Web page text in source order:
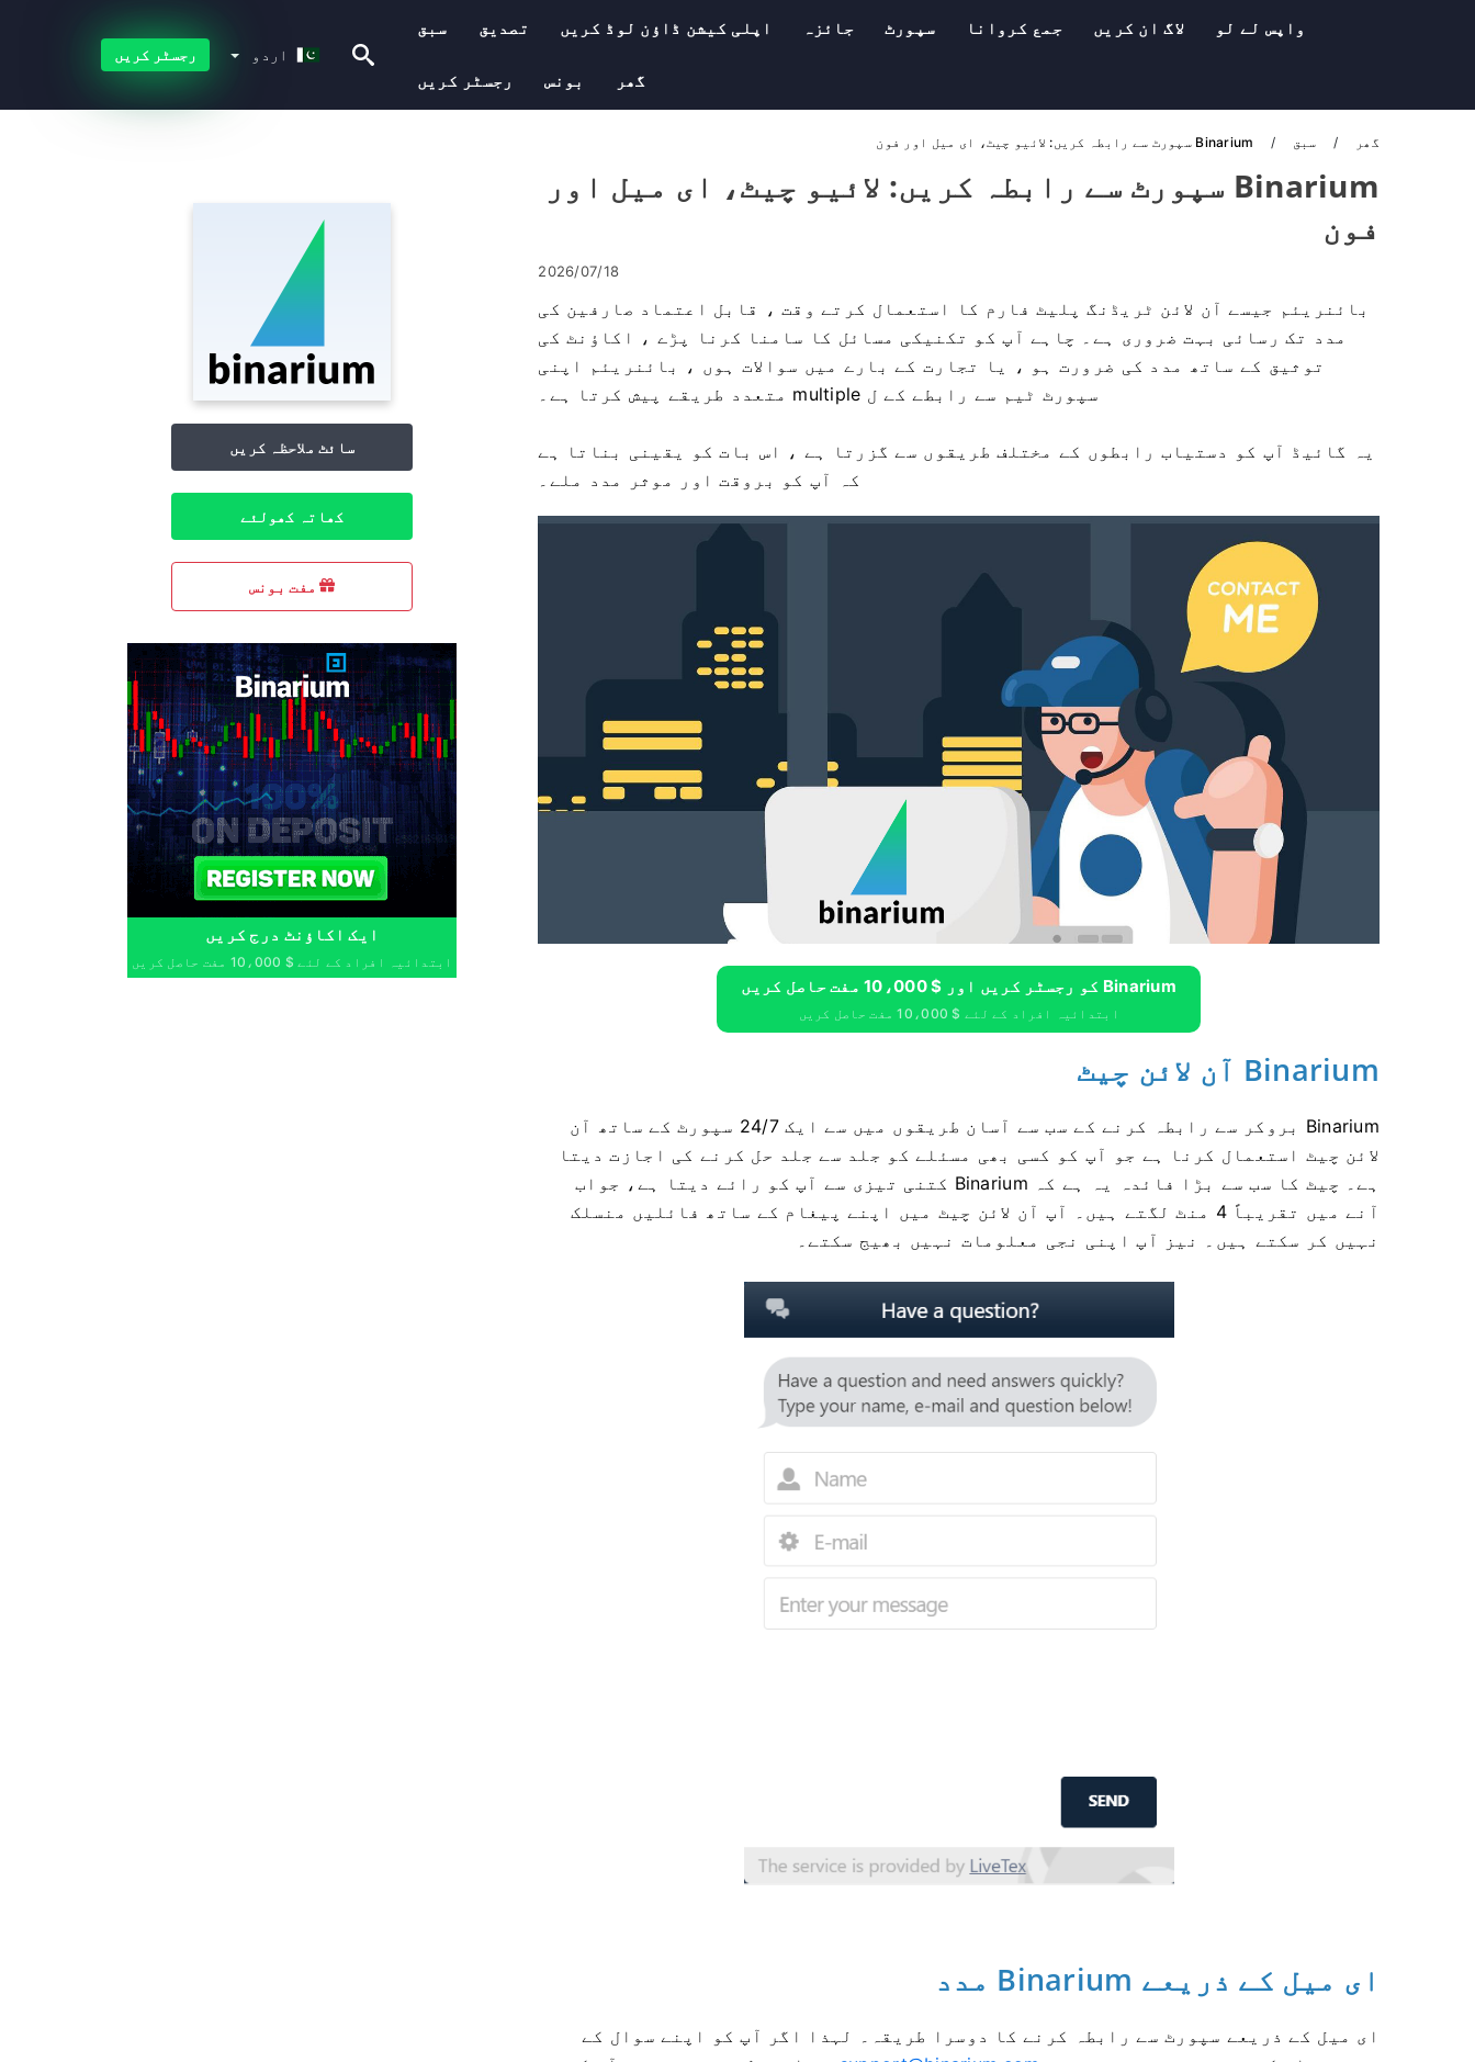
سبق تصدیق اپلی کیشن ڈاؤن لوڈ کریں جائزہ سپورٹ جمع کروانا لاگ ان کریں واپس لے لو
رجسٹر کریں بونس گھر
اردو رجسٹر کریں
گھر سبق Binarium سپورٹ سے رابطہ کریں: لائیو چیٹ، ای میل اور فون
Binarium سپورٹ سے رابطہ کریں: لائیو چیٹ، ای میل اور
فون
2026/07/18
بائنریئم جیسے آن لائن ٹریڈنگ پلیٹ فارم کا استعمال کرتے وقت ، قابل اعتماد صارفین کی
مدد تک رسائی بہت ضروری ہے۔ چاہے آپ کو تکنیکی مسائل کا سامنا کرنا پڑے ، اکاؤنٹ کی
توثیق کے ساتھ مدد کی ضرورت ہو ، یا تجارت کے بارے میں سوالات ہوں ، بائنریئم اپنی
سپورٹ ٹیم سے رابطے کے ل multiple متعدد طریقے پیش کرتا ہے۔
یہ گائیڈ آپ کو دستیاب رابطوں کے مختلف طریقوں سے گزرتا ہے ، اس بات کو یقینی بناتا ہے
کہ آپ کو بروقت اور موثر مدد ملے۔
Binarium کو رجسٹر کریں اور $ 10،000 مفت حاصل کریں
ابتدائیہ افراد کے لئے $ 10،000 مفت حاصل کریں
Binarium آن لائن چیٹ
Binarium بروکر سے رابطہ کرنے کے سب سے آسان طریقوں میں سے ایک 24/7 سپورٹ کے ساتھ آن
لائن چیٹ استعمال کرنا ہے جو آپ کو کسی بھی مسئلے کو جلد سے جلد حل کرنے کی اجازت دیتا
ہے۔ چیٹ کا سب سے بڑا فائدہ یہ ہے کہ Binarium کتنی تیزی سے آپ کو رائے دیتا ہے، جواب
آنے میں تقریباً 4 منٹ لگتے ہیں۔ آپ آن لائن چیٹ میں اپنے پیغام کے ساتھ فائلیں منسلک
نہیں کر سکتے ہیں۔ نیز آپ اپنی نجی معلومات نہیں بھیج سکتے۔
ای میل کے ذریعے Binarium مدد
ای میل کے ذریعے سپورٹ سے رابطہ کرنے کا دوسرا طریقہ۔ لہذا اگر آپ کو اپنے سوال کے
سائٹ ملاحظہ کریں
کھاتہ کھولئے
مفت بونس
ایک اکاؤنٹ درج کریں
ابتدائیہ افراد کے لئے $ 10،000 مفت حاصل کریں